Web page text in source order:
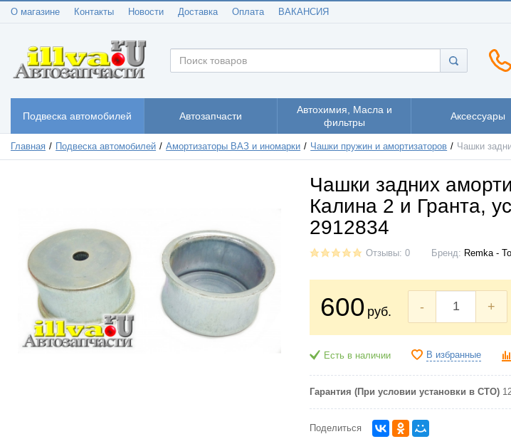
О магазине Контакты Новости Доставка Оплата ВАКАНСИЯ
Подвеска автомобилей Автозапчасти
Автохимия, Масла и
фильтры
Аксессуары
Главная Подвеска автомобилей Амортизаторы ВАЗ и иномарки Чашки пружин и амортизаторов Чашки
Чашки задних
Калина 2 и Гранта,
2912834
Отзывы: 0 Бренд: Remka -
600 руб. - +
Есть в наличии В избранные
Гарантия (При условии установки в СТО)
Поделиться